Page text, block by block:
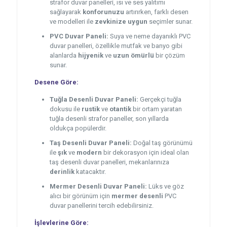
strafor duvar panelleri, ısı ve ses yalıtımı
sağlayarak konforunuzu artırırken, farklı desen
ve modelleri ile zevkinize uygun seçimler sunar.
PVC Duvar Paneli: Suya ve neme dayanıklı PVC
duvar panelleri, özellikle mutfak ve banyo gibi
alanlarda hijyenikve uzun ömürlü bir çözüm
sunar.
Desene Göre:
Tuğla Desenli Duvar Paneli: Gerçekçi tuğla
dokusu ile rustikve otantikbir ortam yaratan
tuğla desenli strafor paneller, son yıllarda
oldukça popülerdir.
Taş Desenli Duvar Paneli: Doğal taş görünümü
ile şıkve modern bir dekorasyon için ideal olan
taş desenli duvar panelleri, mekanlarınıza
derinlikkatacaktır.
Mermer Desenli Duvar Paneli: Lüks ve göz
alıcı bir görünüm için mermer desenli PVC
duvar panellerini tercih edebilirsiniz.
İşlevlerine Göre: